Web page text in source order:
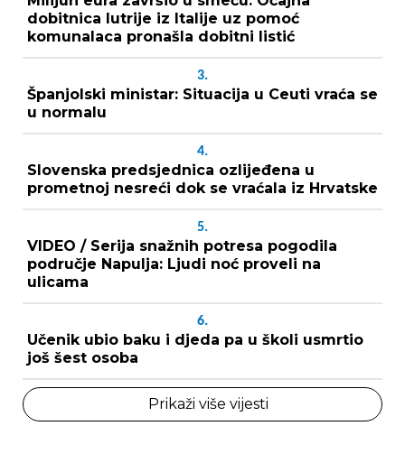
dobitnica lutrije iz Italije uz pomoć
komunalaca pronašla dobitni listić
3.
Španjolski ministar: Situacija u Ceuti vraća se
u normalu
4.
Slovenska predsjednica ozlijeđena u
prometnoj nesreći dok se vraćala iz Hrvatske
5.
VIDEO / Serija snažnih potresa pogodila
područje Napulja: Ljudi noć proveli na
ulicama
6.
Učenik ubio baku i djeda pa u školi usmrtio
još šest osoba
Prikaži više vijesti